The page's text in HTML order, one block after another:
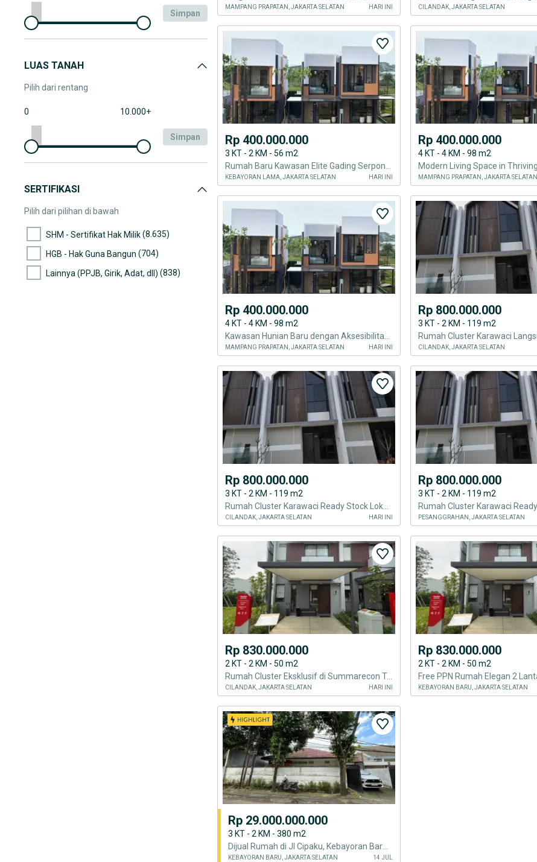
simpan
LUAS TANAH
Pilih dari rentang
0 10.000+
simpan
SERTIFIKASI
Pilih dari pilihan di bawah
SHM - Sertifikat Hak Milik(8.635)
HGB - Hak Guna Bangun (704)
Lainnya (PPJB, Girik, Adat, dll) (838)
MAMPANG PRAPATAN, JAKARTA SELATAN HARI INI CILANDAK, JAKARTA SELATAN
Rp 400.000.000
3 KT - 2 KM - 56 m2
KEBAYORAN LAMA, JAKARTA SELATAN HARI INI
Rp 400.000.000
4 KT - 4 KM - 98 m2
MAMPANG PRAPATAN, JAKARTA SELATAN
Rp 400.000.000
4 KT - 4 KM - 98 m2
MAMPANG PRAPATAN, JAKARTA SELATAN HARI INI
Rp 800.000.000
3 KT - 2 KM - 119 m2
CILANDAK, JAKARTA SELATAN
Rp 800.000.000
3 KT - 2 KM - 119 m2
CILANDAK, JAKARTA SELATAN HARI INI
Rp 800.000.000
3 KT - 2 KM - 119 m2
PESANGGRAHAN, JAKARTA SELATAN
Rp 830.000.000
2 KT - 2 KM - 50 m2
Rumah Cluster Eksklusif di Summarecon Tangerang Mulai 830 Juta Free PPN
CILANDAK, JAKARTA SELATAN HARI INI
Rp 830.000.000
2 KT - 2 KM - 50 m2
KEBAYORAN BARU, JAKARTA SELATAN
Rp 29.000.000.000
3 KT - 2 KM - 380 m2
KEBAYORAN BARU, JAKARTA SELATAN 14 JUL